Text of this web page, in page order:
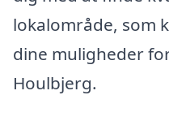
lokalområde, som
dine muligheder
Houlbjerg.